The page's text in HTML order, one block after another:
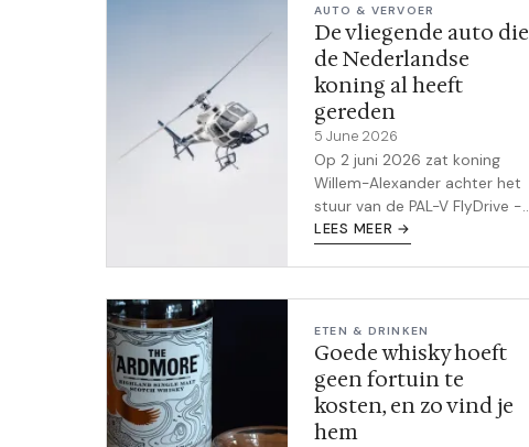
AUTO & VERVOER
De vliegende auto die
de Nederlandse
koning al heeft
gereden
5 June 2026
Op 2 juni 2026 zat koning
Willem-Alexander achter het
stuur van de PAL-V FlyDrive -
een auto die ook kan vliegen.
goedkeuring als
moet weten.
LEES MEER →
ETEN & DRINKEN
Goede whisky hoeft
geen fortuin te
kosten, en zo vind je
hem